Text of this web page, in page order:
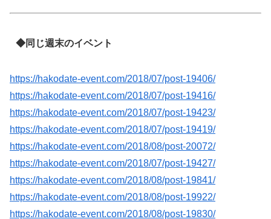
◆同じ週末のイベント
https://hakodate-event.com/2018/07/post-19406/
https://hakodate-event.com/2018/07/post-19416/
https://hakodate-event.com/2018/07/post-19423/
https://hakodate-event.com/2018/07/post-19419/
https://hakodate-event.com/2018/08/post-20072/
https://hakodate-event.com/2018/07/post-19427/
https://hakodate-event.com/2018/08/post-19841/
https://hakodate-event.com/2018/08/post-19922/
https://hakodate-event.com/2018/08/post-19830/